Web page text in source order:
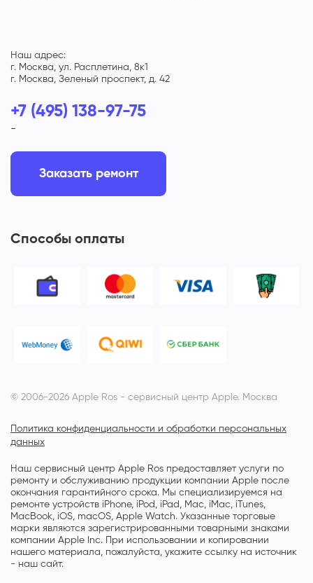
Наш адрес:
г. Москва, ул. Расплетина, 8к1
г. Москва, Зеленый проспект, д. 42
+7 (495) 138-97-75
-
Заказать ремонт
Способы оплаты
© 2006-2026 Apple Ros - сервисный центр Apple. Москва
Наш сервисный центр Apple Ros предоставляет услуги по
ремонту и обслуживанию продукции компании Apple после
окончания гарантийного срока. Мы специализируемся на
ремонте устройств iPhone, iPod, iPad, Mac, iMac, iTunes,
MacBook, iOS, macOS, Apple Watch. Указанные торговые
марки являются зарегистрированными товарными знаками
компании Apple Inc. При использовании и копировании
нашего материала, пожалуйста, укажите ссылку на источник
- наш сайт.
Политика конфиденциальности и обработки персональных
данных